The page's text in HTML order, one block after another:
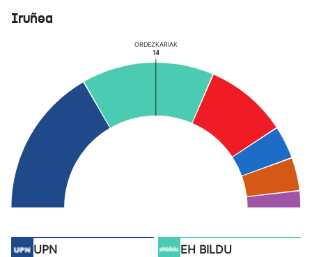
Iruñea
14
ORDEZKARIAK
UPN EH BILDU